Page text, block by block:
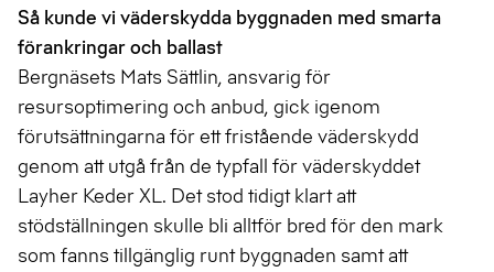
Så kunde vi väderskydda byggnaden med smarta
förankringar och ballast
Bergnäsets Mats Sättlin, ansvarig för
resursoptimering och anbud, gick igenom
förutsättningarna för ett fristående väderskydd
genom att utgå från de typfall för väderskyddet
Layher Keder XL. Det stod tidigt klart att
stödställningen skulle bli alltför bred för den mark
som fanns tillgänglig runt byggnaden samt att